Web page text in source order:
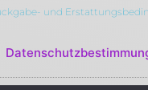
und